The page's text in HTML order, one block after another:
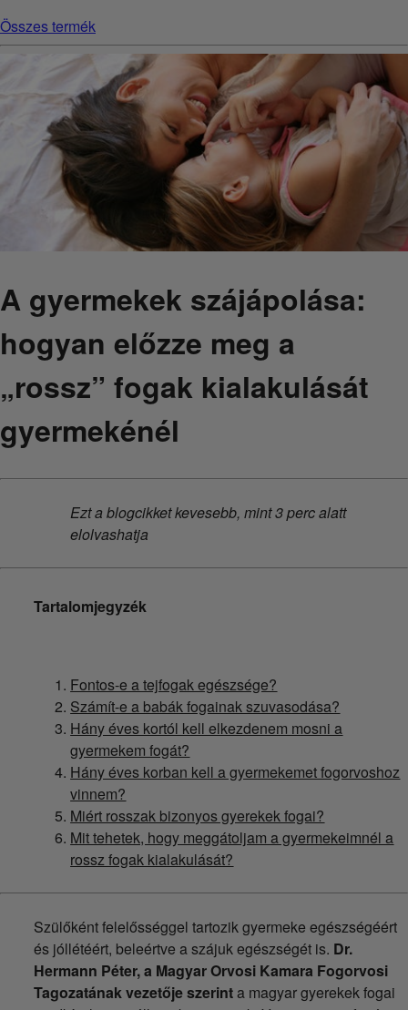
Összes termék
A gyermekek szájápolása:
hogyan előzze meg a
„rossz” fogak kialakulását
gyermekénél
Ezt a blogcikket kevesebb, mint 3 perc alatt
elolvashatja
Tartalomjegyzék
Fontos-e a tejfogak egészsége?
Számít-e a babák fogainak szuvasodása?
Hány éves kortól kell elkezdenem mosni a
gyermekem fogát?
Hány éves korban kell a gyermekemet fogorvoshoz
vinnem?
Miért rosszak bizonyos gyerekek fogai?
Mit tehetek, hogy meggátoljam a gyermekeimnél a
rossz fogak kialakulását?
Szülőként felelősséggel tartozik gyermeke egészségéért
és jóllétéért, beleértve a szájuk egészségét is. Dr.
Hermann Péter, a Magyar Orvosi Kamara Fogorvosi
Tagozatának vezetője szerinta magyar gyerekek fogai